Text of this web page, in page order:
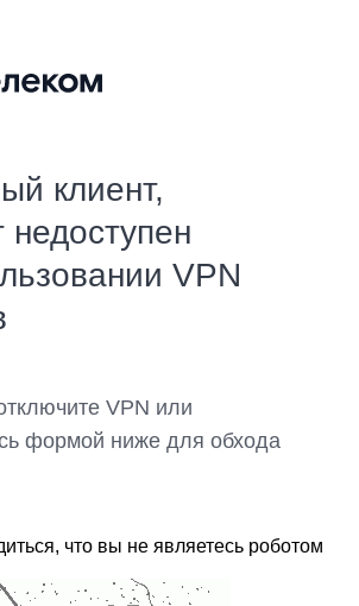
клиент,
VPN
VPN или
формой ниже для обхода
что вы не являетесь роботом